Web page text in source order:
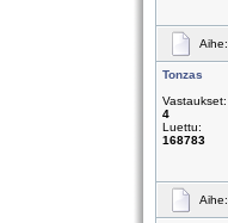
Aihe:
Tonzas
Vastaukset:
4
Luettu:
168783
Aihe: